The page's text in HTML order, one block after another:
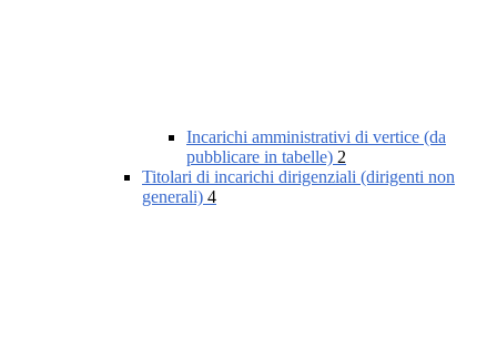
Incarichi amministrativi di vertice (da
pubblicare in tabelle) 2
Titolari di incarichi dirigenziali (dirigenti non
generali) 4